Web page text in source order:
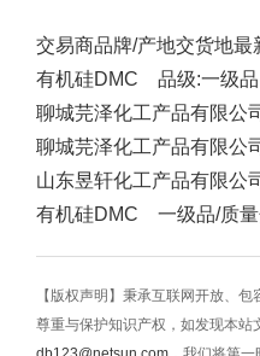
交易商品牌/产地交货地最
有机硅DMC 品级:一级品
聊城芫泽化工产品有限公
聊城芫泽化工产品有限公
山东昱轩化工产品有限公
有机硅DMC 一级品/质量
【版权声明】秉承互联网开放、
尊重与保护知识产权，如发现本